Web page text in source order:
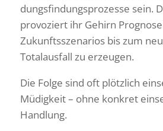
dungs­fin­dungs­pro­zesse sein.
provo­ziert ihr Gehirn
Zukunfts­sze­na­rios bis zum
Total­aus­fall zu erzeugen.
Die Folge sind oft plötz­lich
Müdig­keit – ohne konkret
Handlung.